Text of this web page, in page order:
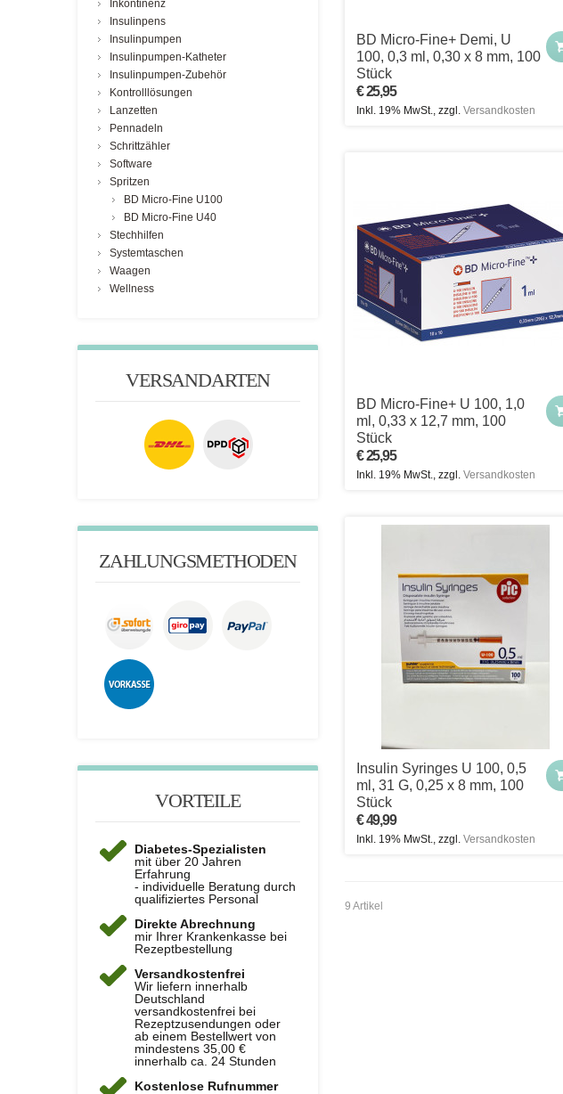
BD Micro-Fine+ Demi, U
100, 0,3 ml, 0,30 x 8 mm, 100
Stück
€ 25,95
Inkl. 19% MwSt., zzgl. Versandkosten
BD Micro-Fine+ U 100, 1,0
ml, 0,33 x 12,7 mm, 100
Stück
€ 25,95
Inkl. 19% MwSt., zzgl. Versandkosten
Insulin Syringes U 100, 0,5
ml, 31 G, 0,25 x 8 mm, 100
Stück
€ 49,99
Inkl. 19% MwSt., zzgl. Versandkosten
9 Artikel
Inkontinenz
Insulinpens
Insulinpumpen
Insulinpumpen-Katheter
Insulinpumpen-Zubehör
Kontrolllösungen
Lanzetten
Pennadeln
Schrittzähler
Software
Spritzen
BD Micro-Fine U100
BD Micro-Fine U40
Stechhilfen
Systemtaschen
Waagen
Wellness
VERSANDARTEN
ZAHLUNGSMETHODEN
VORTEILE
Diabetes-Spezialisten
mit über 20 Jahren
Erfahrung
- individuelle Beratung durch
qualifiziertes Personal
Direkte Abrechnung
mir Ihrer Krankenkasse bei
Rezeptbestellung
Versandkostenfrei
Wir liefern innerhalb
Deutschland
versandkostenfrei bei
Rezeptzusendungen oder
ab einem Bestellwert von
mindestens 35,00 €
innerhalb ca. 24 Stunden
Kostenlose Rufnummer